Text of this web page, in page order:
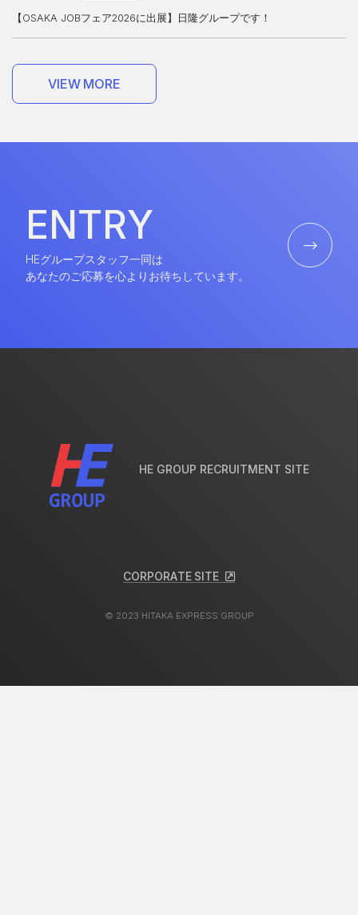
【OSAKA JOBフェア2026に出展】日隆グループです！
VIEW MORE
ENTRY
ENTRY
HEグループスタッフ一同は
あなたのご応募を心よりお待ちしています。
HE GROUP RECRUITMENT SITE
CORPORATE SITE
CORPORATESITE
© 2023 HITAKA EXPRESS GROUP